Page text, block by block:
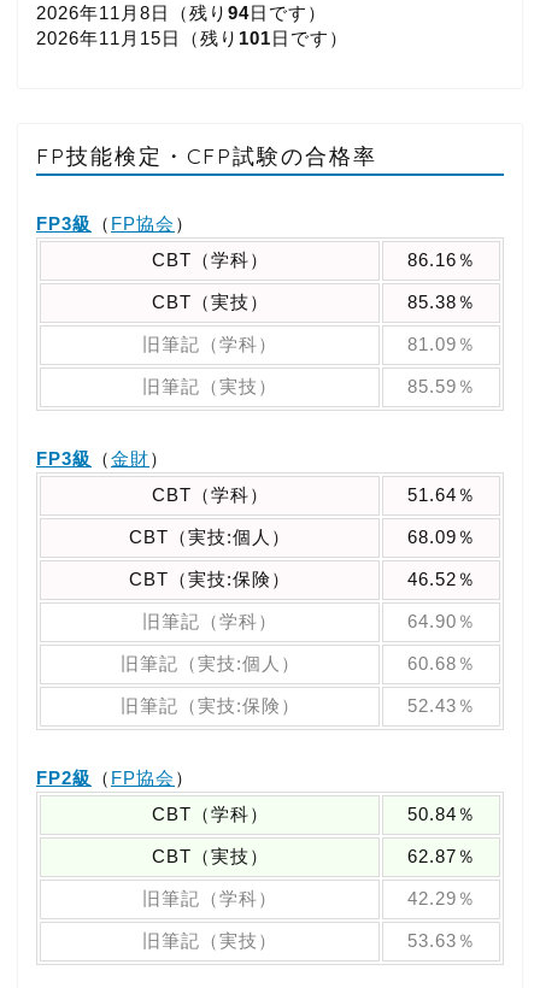
2026年11月8日（残り 94日です）
2026年11月15日（残り 101日です）
FP技能検定・CFP試験の合格率
FP3級 （ FP協会 ）
CBT（学科）
86.16％
CBT（実技） 85.38％
旧筆記（学科） 81.09％
旧筆記（実技） 85.59％
FP3級 （金財）
CBT（学科）
51.64％
CBT（実技:個人） 68.09％
CBT（実技:保険） 46.52％
旧筆記（学科） 64.90％
旧筆記（実技:個人） 60.68％
旧筆記（実技:保険） 52.43％
FP2級 （ FP協会 ）
CBT（学科）
50.84％
CBT（実技） 62.87％
旧筆記（学科） 42.29％
旧筆記（実技） 53.63％